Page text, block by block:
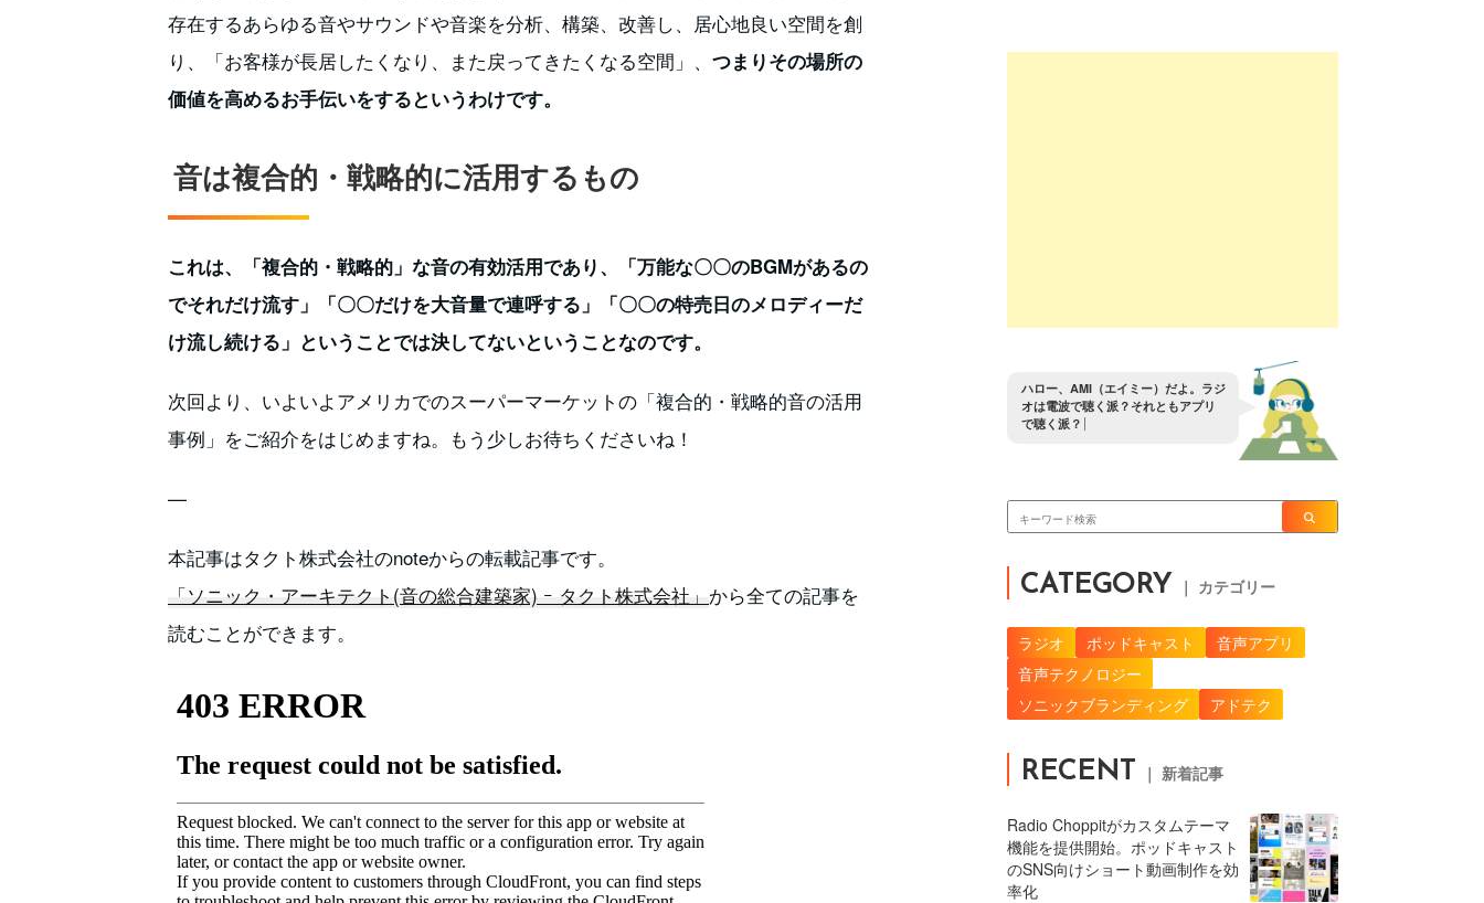
存在するあらゆる音やサウンドや音楽を分析、構築、改善し、居心地良い空間を創
り、「お客様が長居したくなり、また戻ってきたくなる空間」、 つまりその場所の
価値を高めるお手伝いをするというわけです。
音は複合的・戦略的に活用するもの
これは、「複合的・戦略的」な音の有効活用であり、「万能な〇〇のBGMがあるの
でそれだけ流す」「〇〇だけを大音量で連呼する」「〇〇の特売日のメロディーだ
け流し続ける」ということでは決してないということなのです。
次回より、いよいよアメリカでのスーパーマーケットの「複合的・戦略的音の活用
事例」をご紹介をはじめますね。もう少しお待ちくださいね！
—
本記事はタクト株式会社のnoteからの転載記事です。
「ソニック・アーキテクト(音の総合建築家) ｰ タクト株式会社」 から全ての記事を
読むことができます。
ハロー、 AMI（エイ ミ ー） だよ 。 ラジ
オは電波で聴く 派？ それと もアプリ
で聴く 派？
CATEGORY ｜ カテゴリー
ラジオ ポッドキャスト
音声アプリ
音声テクノロジー
ソニックブランディング
アドテク
RECENT ｜ 新着記事
Radio Choppitがカスタムテーマ
機能を提供開始。ポッドキャスト
のSNS向けショート動画制作を効
率化